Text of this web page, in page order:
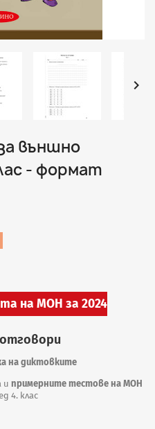

външно
- формат
на МОН за 2024
на диктовките
и примерните тестове на МОН
4. клас